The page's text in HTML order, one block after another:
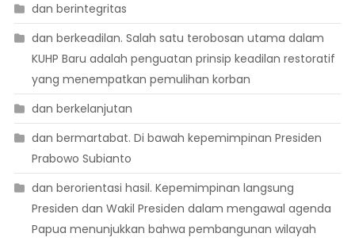
dan berintegritas
dan berkeadilan. Salah satu terobosan utama dalam
KUHP Baru adalah penguatan prinsip keadilan restoratif
yang menempatkan pemulihan korban
dan berkelanjutan
dan bermartabat. Di bawah kepemimpinan Presiden
Prabowo Subianto
dan berorientasi hasil. Kepemimpinan langsung
Presiden dan Wakil Presiden dalam mengawal agenda
Papua menunjukkan bahwa pembangunan wilayah